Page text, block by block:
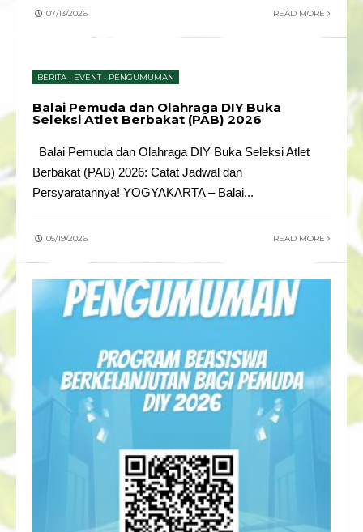
07/13/2026 READ MORE
BERITA • EVENT• PENGUMUMAN
Balai Pemuda dan Olahraga DIY Buka
Seleksi Atlet Berbakat (PAB) 2026
Balai Pemuda dan Olahraga DIY Buka Seleksi Atlet
Berbakat (PAB) 2026: Catat Jadwal dan
Persyaratannya! YOGYAKARTA – Balai...
05/19/2026 READ MORE